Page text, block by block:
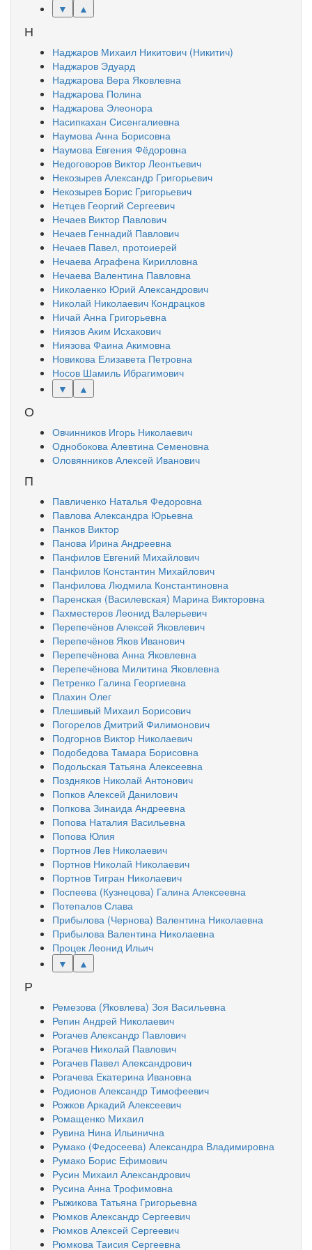
▼
▲
Н
Наджаров Михаил Никитович (Никитич)
Наджаров Эдуард
Наджарова Вера Яковлевна
Наджарова Полина
Наджарова Элеонора
Насипкахан Сисенгалиевна
Наумова Анна Борисовна
Наумова Евгения Фёдоровна
Недоговоров Виктор Леонтьевич
Некозырев Александр Григорьевич
Некозырев Борис Григорьевич
Нетцев Георгий Сергеевич
Нечаев Виктор Павлович
Нечаев Геннадий Павлович
Нечаев Павел, протоиерей
Нечаева Аграфена Кирилловна
Нечаева Валентина Павловна
Николаенко Юрий Александрович
Николай Николаевич Кондрацков
Ничай Анна Григорьевна
Ниязов Аким Исхакович
Ниязова Фаина Акимовна
Новикова Елизавета Петровна
Носов Шамиль Ибрагимович
▼
▲
О
Овчинников Игорь Николаевич
Однобокова Алевтина Семеновна
Оловянников Алексей Иванович
П
Павличенко Наталья Федоровна
Павлова Александра Юрьевна
Панков Виктор
Панова Ирина Андреевна
Панфилов Евгений Михайлович
Панфилов Константин Михайлович
Панфилова Людмила Константиновна
Паренская (Василевская) Марина Викторовна
Пахместеров Леонид Валерьевич
Перепечёнов Алексей Яковлевич
Перепечёнов Яков Иванович
Перепечёнова Анна Яковлевна
Перепечёнова Милитина Яковлевна
Петренко Галина Георгиевна
Плахин Олег
Плешивый Михаил Борисович
Погорелов Дмитрий Филимонович
Подгорнов Виктор Николаевич
Подобедова Тамара Борисовна
Подольская Татьяна Алексеевна
Поздняков Николай Антонович
Попков Алексей Данилович
Попкова Зинаида Андреевна
Попова Наталия Васильевна
Попова Юлия
Портнов Лев Николаевич
Портнов Николай Николаевич
Портнов Тигран Николаевич
Поспеева (Кузнецова) Галина Алексеевна
Потепалов Слава
Прибылова (Чернова) Валентина Николаевна
Прибылова Валентина Николаевна
Процек Леонид Ильич
▼
▲
Р
Ремезова (Яковлева) Зоя Васильевна
Репин Андрей Николаевич
Рогачев Александр Павлович
Рогачев Николай Павлович
Рогачев Павел Александрович
Рогачева Екатерина Ивановна
Родионов Александр Тимофеевич
Рожков Аркадий Алексеевич
Ромащенко Михаил
Рувина Нина Ильинична
Румако (Федосеева) Александра Владимировна
Румако Борис Ефимович
Русин Михаил Александрович
Русина Анна Трофимовна
Рыжикова Татьяна Григорьевна
Рюмков Александр Сергеевич
Рюмков Алексей Сергеевич
Рюмкова Таисия Сергеевна